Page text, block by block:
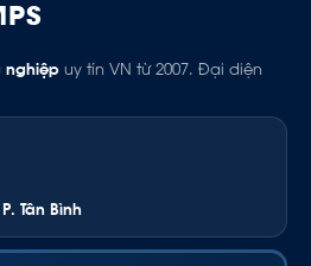
nghiệp uy tín VN từ 2007. Đại diện
Tân Bình